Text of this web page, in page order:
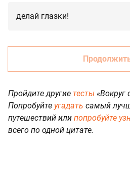
делай глазки!
Пройдите другие тесты «Вокруг
Попробуйте угадать самый
путешествий или попробуйте
всего по одной цитате.